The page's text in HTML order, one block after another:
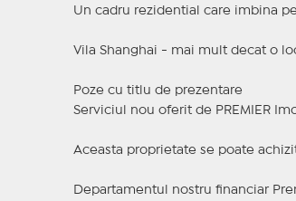
Un cadru rezidential care imbina
Vila Shanghai - mai mult decat o
Poze cu titlu de prezentare
Serviciul nou oferit de PREMIER
Aceasta proprietate se poate
Departamentul nostru financiar